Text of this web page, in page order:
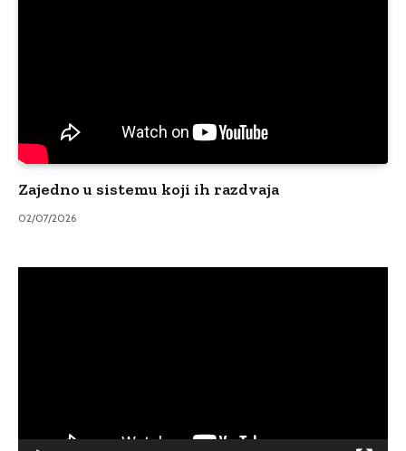
Zajedno u sistemu koji ih razdvaja
02/07/2026